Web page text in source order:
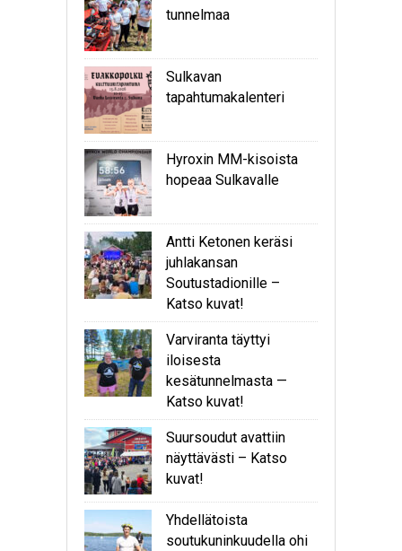
tunnelmaa
Sulkavan
tapahtumakalenteri
Hyroxin MM-kisoista
hopeaa Sulkavalle
Antti Ketonen keräsi
juhlakansan
Soutustadionille –
Katso kuvat!
Varviranta täyttyi
iloisesta
kesätunnelmasta —
Katso kuvat!
Suursoudut avattiin
näyttävästi – Katso
kuvat!
Yhdellätoista
soutukuninkuudella ohi